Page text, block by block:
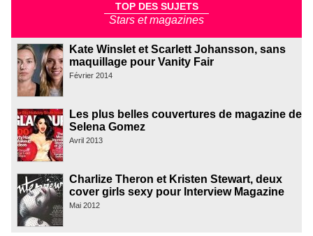
TOP DES SUJETS
Stars et magazines
Kate Winslet et Scarlett Johansson, sans
maquillage pour Vanity Fair
Février 2014
Les plus belles couvertures de magazine de
Selena Gomez
Avril 2013
Charlize Theron et Kristen Stewart, deux
cover girls sexy pour Interview Magazine
Mai 2012